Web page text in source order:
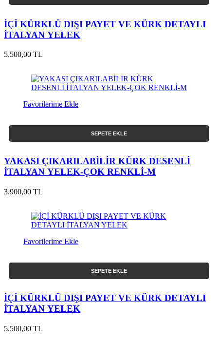
İÇİ KÜRKLÜ DIŞI PAYET VE KÜRK DETAYLI
İTALYAN YELEK
5.500,00 TL
Favorilerime Ekle
SEPETE EKLE
YAKASI ÇIKARILABİLİR KÜRK DESENLİ
İTALYAN YELEK-ÇOK RENKLİ-M
3.900,00 TL
Favorilerime Ekle
SEPETE EKLE
İÇİ KÜRKLÜ DIŞI PAYET VE KÜRK DETAYLI
İTALYAN YELEK
5.500,00 TL